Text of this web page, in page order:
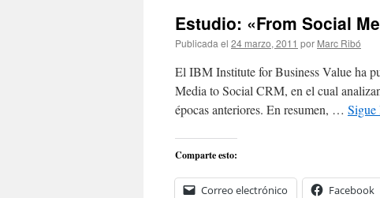
Estudio: «From Social
Publicada el 24 marzo, 2011 por Marc Ribó
El IBM Institute for Business Value ha
Media to Social CRM, en el cual
épocas anteriores. En resumen, … Sigue
Comparte esto:
Correo electrónico Facebook